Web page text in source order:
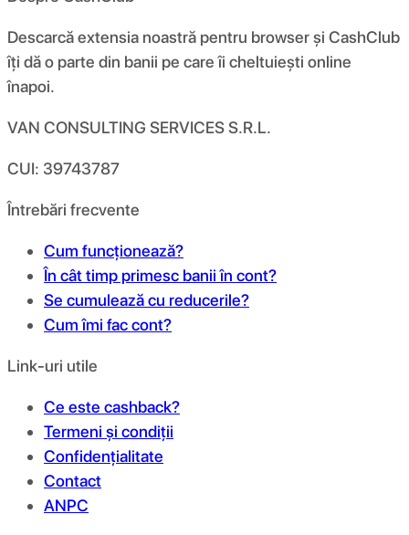
Descarcă extensia noastră pentru browser și CashClub
îți dă o parte din banii pe care îi cheltuiești online
înapoi.
VAN CONSULTING SERVICES S.R.L.
CUI: 39743787
Întrebări frecvente
Cum funcționează?
În cât timp primesc banii în cont?
Se cumulează cu reducerile?
Cum îmi fac cont?
Link-uri utile
Ce este cashback?
Termeni și condiții
Confidențialitate
Contact
ANPC